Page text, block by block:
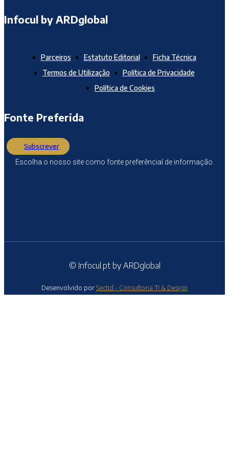
Infocul by ARDglobal
Parceiros Estatuto Editorial
Ficha Técnica
Termos de Utilização
Política de Privacidade
Política de Cookies
Fonte Preferida
Subscrever
Escolha o nosso site como fonte preferêncial de informação.
© Infocul.pt by ARDglobal
Desenvolvido porSectid - Consultoria TI & Design